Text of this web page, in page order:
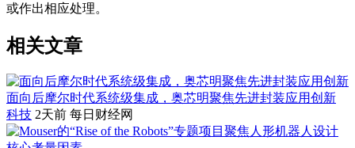
或作出相应处理。
相关文章
面向后摩尔时代系统级集成，奥芯明聚焦先进封装应用创新
科技 2天前 每日财经网